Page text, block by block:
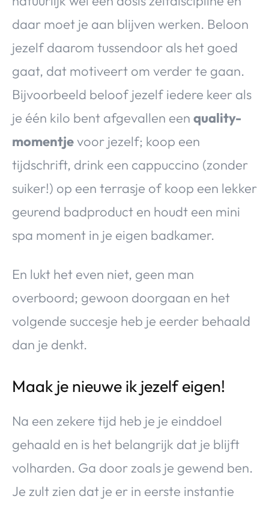
daar moet je aan blijven werken. Beloon
jezelf daarom tussendoor als het goed
gaat, dat motiveert om verder te gaan.
Bijvoorbeeld beloof jezelf iedere keer als
je één kilo bent afgevallen een quality-
momentjevoor jezelf; koop een
tijdschrift, drink een cappuccino (zonder
suiker!) op een terrasje of koop een lekker
geurend badproduct en houdt een mini
spa moment in je eigen badkamer.
En lukt het even niet, geen man
overboord; gewoon doorgaan en het
volgende succesje heb je eerder behaald
dan je denkt.
Maak je nieuwe ik jezelf eigen!
Na een zekere tijd heb je je einddoel
gehaald en is het belangrijk dat je blijft
volharden. Ga door zoals je gewend ben.
Je zult zien dat je er in eerste instantie